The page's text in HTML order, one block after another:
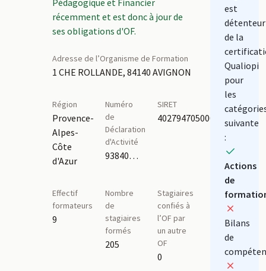
Pédagogique et Financier
récemment et est donc à jour de
ses obligations d'OF.
Adresse de l’Organisme de Formation
1 CHE ROLLANDE, 84140 AVIGNON
Région
Provence-
Alpes-
Côte
d'Azur
Numéro
de
Déclaration
d'Activité
93840148384
SIRET
40279470500044
Effectif
formateurs
9
Nombre
de
stagiaires
formés
205
Stagiaires
confiés à
l’OF par
un autre
OF
0
est
détenteur
de la
Qualiopi
pour
les
suivante
:
Actions
de
Bilans
de